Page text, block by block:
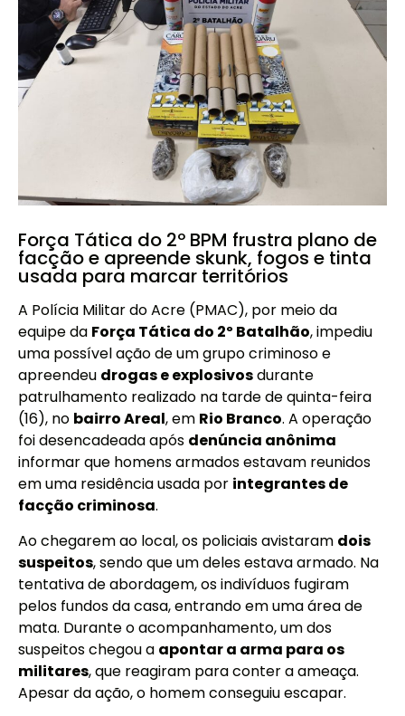
Força Tática do 2º BPM frustra plano de
facção e apreende skunk, fogos e tinta
usada para marcar territórios
A Polícia Militar do Acre (PMAC), por meio da
equipe da Força Tática do 2º Batalhão, impediu
uma possível ação de um grupo criminoso e
apreendeu drogas e explosivosdurante
patrulhamento realizado na tarde de quinta-feira
(16), no bairro Areal, em Rio Branco. A operação
foi desencadeada após denúncia anônima
informar que homens armados estavam reunidos
em uma residência usada por integrantes de
facção criminosa.
Ao chegarem ao local, os policiais avistaram dois
suspeitos, sendo que um deles estava armado. Na
tentativa de abordagem, os indivíduos fugiram
pelos fundos da casa, entrando em uma área de
mata. Durante o acompanhamento, um dos
suspeitos chegou a apontar a arma para os
militares, que reagiram para conter a ameaça.
Apesar da ação, o homem conseguiu escapar.